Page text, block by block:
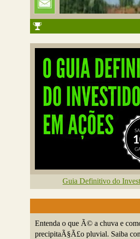
Guia Definitivo do
Entenda o que Ã© a chuva e
precipitaÃ§Ã£o pluvial. Saiba